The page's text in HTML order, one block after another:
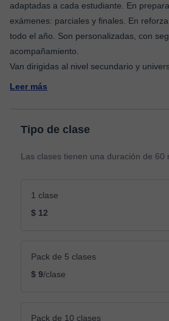
adaptadas a cada estudiante. En
exámenes: parciales y finales. En
todo el año. Son personalizadas, con
acompañamiento.
Leer más
Tipo de clase
Las clases tienen una duración de 60
1 clase
$ 12
Pack de 5 clases
$ 9/clase
Pack de 10 clases